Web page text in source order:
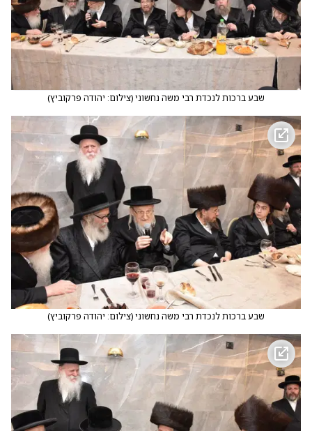
שבע ברכות לנכדת רבי משה נחשוני(צילום: יהודה פרקוביץ)
שבע ברכות לנכדת רבי משה נחשוני(צילום: יהודה פרקוביץ)